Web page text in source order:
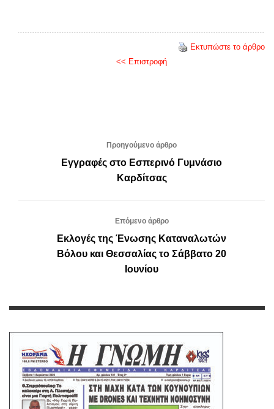
Εκτυπώστε το άρθρο
<< Επιστροφή
Προηγούμενο άρθρο
Εγγραφές στο Εσπερινό Γυμνάσιο
Καρδίτσας
Επόμενο άρθρο
Εκλογές της Ένωσης Καταναλωτών
Βόλου και Θεσσαλίας το Σάββατο 20
Ιουνίου